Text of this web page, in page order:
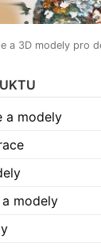
a 3D modely pro
a modely
modely